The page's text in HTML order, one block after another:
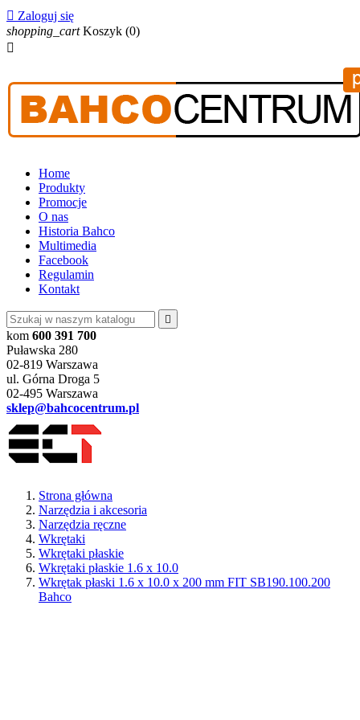
 Zaloguj się
shopping_cart Koszyk (0)

Home
Produkty
Promocje
O nas
Historia Bahco
Multimedia
Facebook
Regulamin
Kontakt

kom 600 391 700
Puławska 280
02-819 Warszawa
ul. Górna Droga 5
02-495 Warszawa
sklep@bahcocentrum.pl
Strona główna
Narzędzia i akcesoria
Narzędzia ręczne
Wkrętaki
Wkrętaki płaskie
Wkrętaki płaskie 1.6 x 10.0
Wkrętak płaski 1.6 x 10.0 x 200 mm FIT SB190.100.200
Bahco